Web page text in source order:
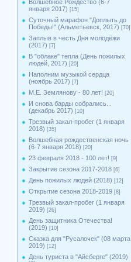
Волшебное Рождество (6-7
января 2017) [15]
Суточный марафон "Доплыть до
Победы!" (Альметьевск, 2017) [70]
Заплыв в честь Дня молодёжи
(2017) [7]
В "облаке" тепла (День пожилых
людей, 2017) [20]
Наполним музыкой сердца
(ноябрь 2017) [7]
М.Е. Землянову - 80 лет! [20]
И снова барды собрались...
(декабрь 2017) [10]
Трезвый закал-пробег (1 января
2018) [35]
Волшебная рождественская ночь
(6-7 января 2018) [20]
23 февраля 2018 - 100 лет! [9]
Закрытие сезона 2017-2018 [6]
День пожилых людей (2018) [12]
Открытие сезона 2018-2019 [8]
Трезвый закал-пробег (1 января
2019) [26]
День защитника Отечества!
(2019) [10]
Сказка для "Русалочек" (08 марта
2019) [12]
День туриста в "Айсберге" (2019)